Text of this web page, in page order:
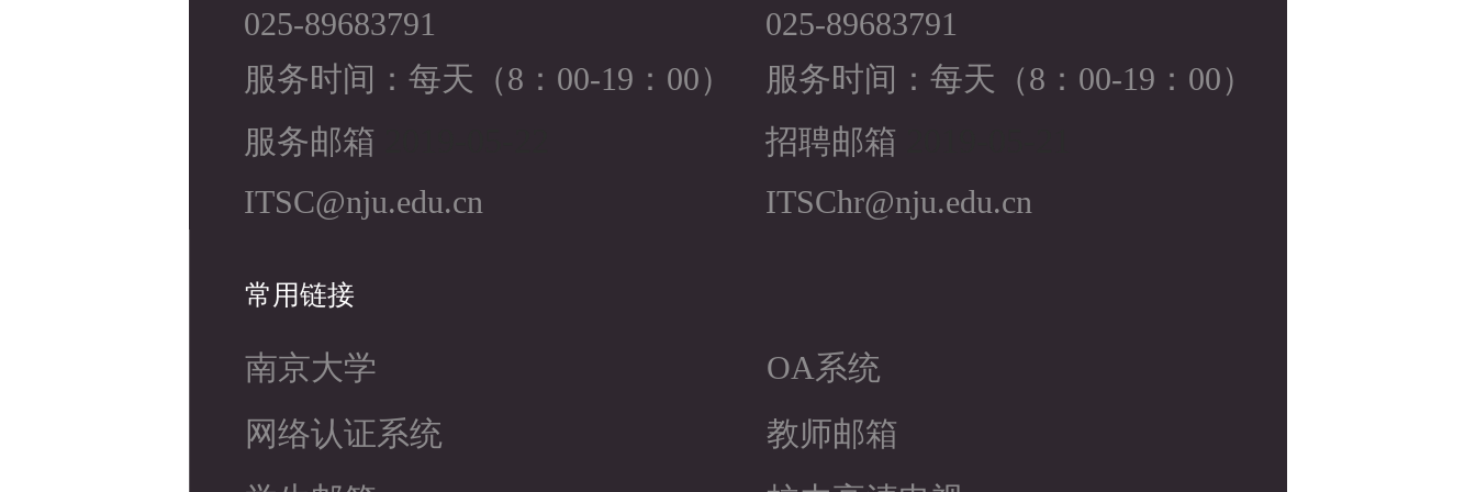
025-89683791
服务时间：每天（8：00-19：00）
025-89683791
服务时间：每天（8：00-19：00）
服务邮箱
ITSC@nju.edu.cn
招聘邮箱
ITSChr@nju.edu.cn
常用链接
南京大学
OA系统
网络认证系统
教师邮箱